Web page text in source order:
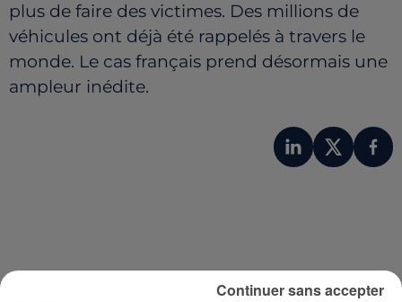
plus de faire des victimes. Des millions de
véhicules ont déjà été rappelés à travers le
monde. Le cas français prend désormais une
ampleur inédite.
Continuer sans accepter